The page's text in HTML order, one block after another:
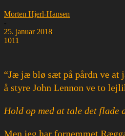
Morten Hjerl-Hansen
-
25. januar 2018
1011
“Jæ jæ blø sæt på pårdn ve at
å styre John Lennon ve to
Hold op med at tale det flade
Men jeg har fornemmet